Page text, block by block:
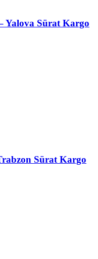
Yalova Sürat Kargo
Sürat Kargo